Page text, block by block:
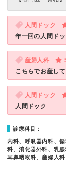
人間ドック
年一回の人間ドッ
産婦人科
こちらでお産して
人間ドック
人間ドック
診療科目：
内科、呼吸器内科、
科、消化器外科、乳
耳鼻咽喉科、産婦人